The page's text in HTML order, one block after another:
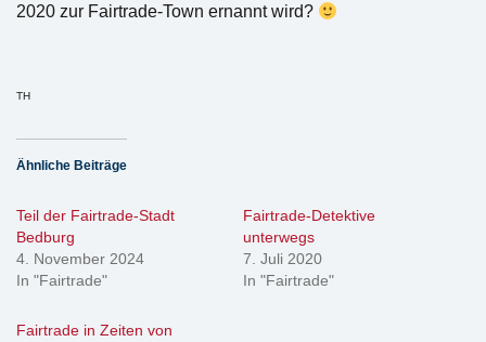
2020 zur Fairtrade-Town ernannt wird?
TH
Ähnliche Beiträge
Teil der Fairtrade-Stadt
Bedburg
4. November 2024
In "Fairtrade"
Fairtrade-Detektive
unterwegs
7. Juli 2020
In "Fairtrade"
Fairtrade in Zeiten von